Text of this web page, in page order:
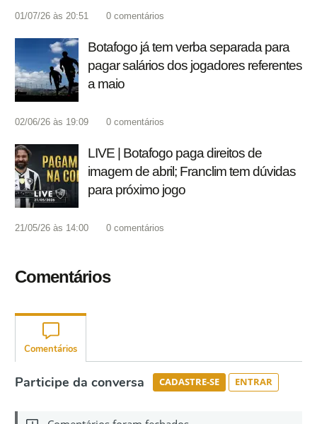
01/07/26 às 20:51 0 comentários
Botafogo já tem verba separada para
pagar salários dos jogadores referentes
a maio
02/06/26 às 19:09 0 comentários
LIVE | Botafogo paga direitos de
imagem de abril; Franclim tem dúvidas
para próximo jogo
21/05/26 às 14:00 0 comentários
Comentários